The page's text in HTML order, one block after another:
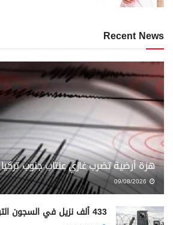
Recent News
هزة أرضية تضرب غازي عنتاب جنوب تركيا
09/08/2026
433 ألف نزيل في السجون التركية